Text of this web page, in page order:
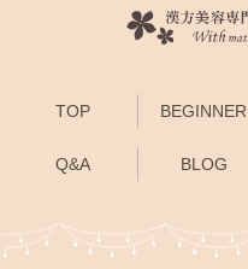
TOP BEGINNER
Q&A BLOG